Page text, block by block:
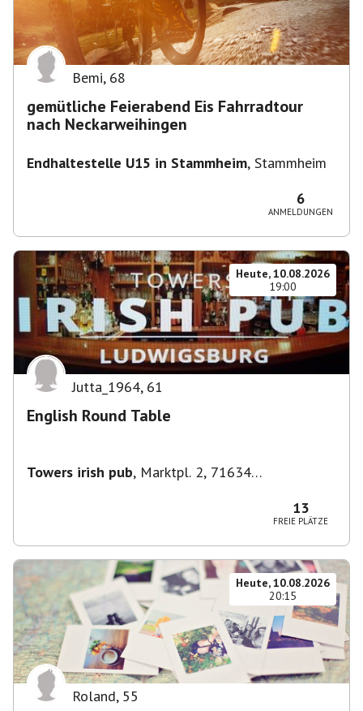
Bemi, 68
gemütliche Feierabend Eis Fahrradtour
nach Neckarweihingen
Endhaltestelle U15 in Stammheim, Stammheim
6
ANMELDUNGEN
Heute, 10.08.2026
19:00
Jutta_1964, 61
English Round Table
Towers irish pub, Marktpl. 2, 71634
13
FREIE PLÄTZE
Heute, 10.08.2026
20:15
Roland, 55